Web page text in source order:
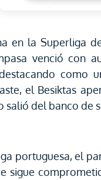
en la Superliga
venció con
destacando como
el Besiktas
salió del banco de
portuguesa, el
sigue